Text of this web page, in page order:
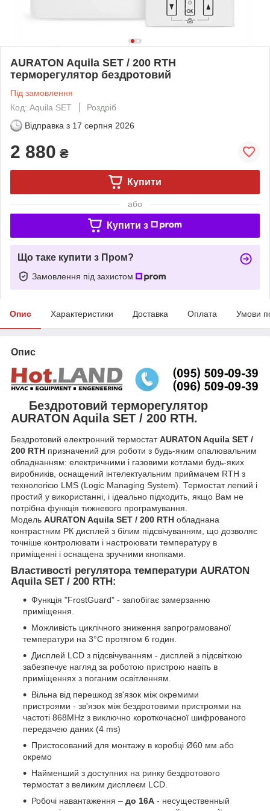
AURATON Aquila SET / 200 RTH
терморегулятор бездротовий
Під замовлення
Код: Aquila SET
Роздріб
Відправка з 17 серпня 2026
2 880 ₴
Купити
або
Купити з
Що таке купити з Пром?
Замовлення під захистом
Опис Характеристики Доставка Оплата Умови
Опис
Бездротовий терморегулятор
AURATON Aquila SET / 200 RTH.
Бездротовий електронний термостатAURATON Aquila SET /
200 RTH призначений для роботи з будь-яким опалювальним
обладнанням: електричними і газовими котлами будь-яких
виробників, оснащений інтелектуальним приймачем RTH з
технологією LMS (Logic Managing System). Термостат легкий і
простий у використанні, і ідеально підходить, якщо Вам не
потрібна функція тижневого програмування.
Модель AURATON Aquila SET / 200 RTH обладнана
контрастним РК дисплей з білим підсвічуванням, що дозволяє
точніше контролювати і настроювати температуру в
приміщенні і оснащена зручними кнопками.
Властивості регулятора температури AURATON
Aquila SET / 200 RTH:
Функція "FrostGuard" - запобігає замерзанню
приміщення.
Можливість циклічного зниження запрограмованої
температури на 3°C протягом 6 годин.
Дисплей LCD з підсвічуванням - дисплей з підсвіткою
забезпечує нагляд за роботою пристрою навіть в
приміщеннях з поганим освітленням.
Вільна від перешкод зв'язок між окремими
пристроями - зв'язок між бездротовими пристроями на
частоті 868MHz з виключно короткочасної шифрованого
передачею даних (4 ms)
Пристосований для монтажу в коробці Ø60 мм або
окремо
Найменший з доступних на ринку бездротового
термостат з великим дисплеєм LCD.
Робочі навантаження – до 16A - несущественный